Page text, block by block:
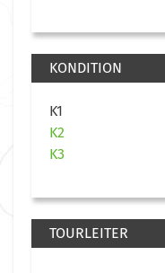
KONDITION
K1
K2
K3
TOURLEITER